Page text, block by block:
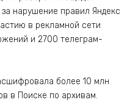
нарушение правил Яндекс
в рекламной сети
и 2700 телеграм-
более 10 млн
в Поиске по архивам.